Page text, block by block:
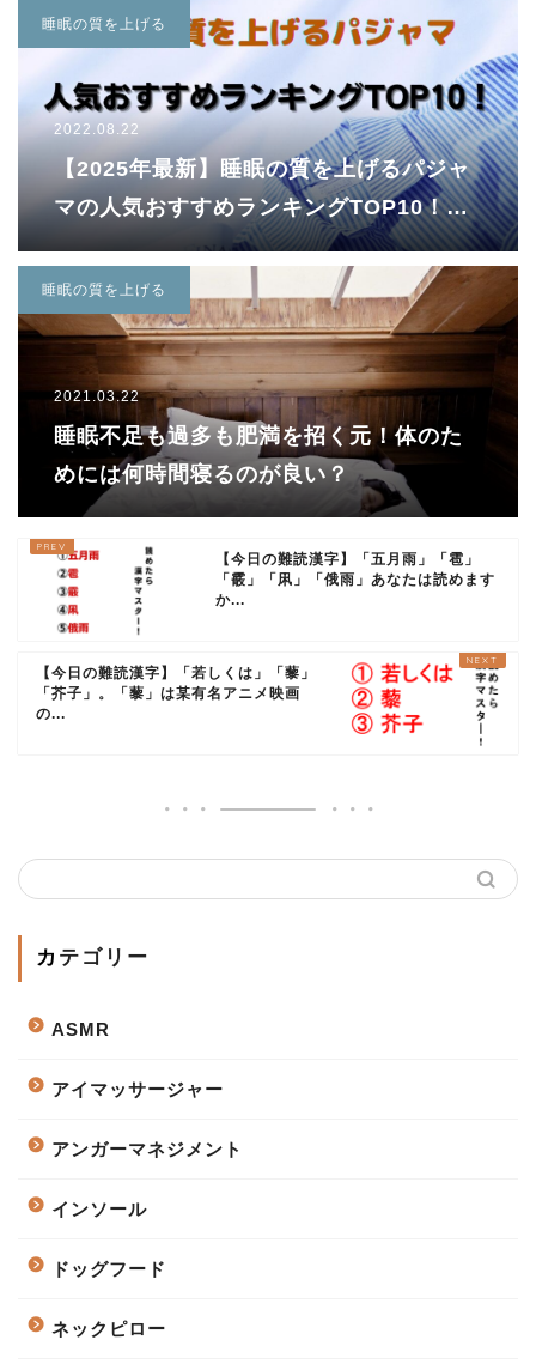
睡眠の質を上げる
2022.08.22
【2025年最新】睡眠の質を上げるパジャ
マの人気おすすめランキングTOP10！メ
ンズ・レディース別のおすすめ商品も紹
介！
睡眠の質を上げる
2021.03.22
睡眠不足も過多も肥満を招く元！体のた
めには何時間寝るのが良い？
【今日の難読漢字】「五月雨」「雹」
「霰」「凩」「俄雨」あなたは読めます
か...
【今日の難読漢字】「若しくは」「藜」
「芥子」。「藜」は某有名アニメ映画
の...
カテゴリー
ASMR
アイマッサージャー
アンガーマネジメント
インソール
ドッグフード
ネックピロー